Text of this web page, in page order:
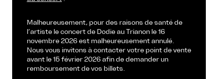
Malheureusement, pour des raisons de santé de
l’artiste le concert de Dodie au Trianon le 16
novembre 2026 est malheureusement annulé.
Nous vous invitons à contacter votre point de vente
avant le 15 février 2026 afin de demander un
remboursement de vos billets.